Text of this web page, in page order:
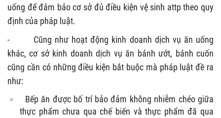
uống để đảm bảo cơ sở đủ điều kiện vệ sinh attp theo quy
định của pháp luật.
-
Cũng như hoạt động kinh doanh dịch vụ ăn uống
khác, cơ sở kinh doanh dịch vụ ăn bánh ướt, bánh cuốn
cũng cần có những điều kiện bắt buộc mà pháp luật đề ra
như:
Bếp ăn được bố trí bảo đảm không nhiễm chéo giữa
thực phẩm chưa qua chế biến và thực phẩm đã qua